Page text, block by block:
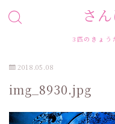
さ
3匹のきょう
2018.05.08
img_8930.jpg